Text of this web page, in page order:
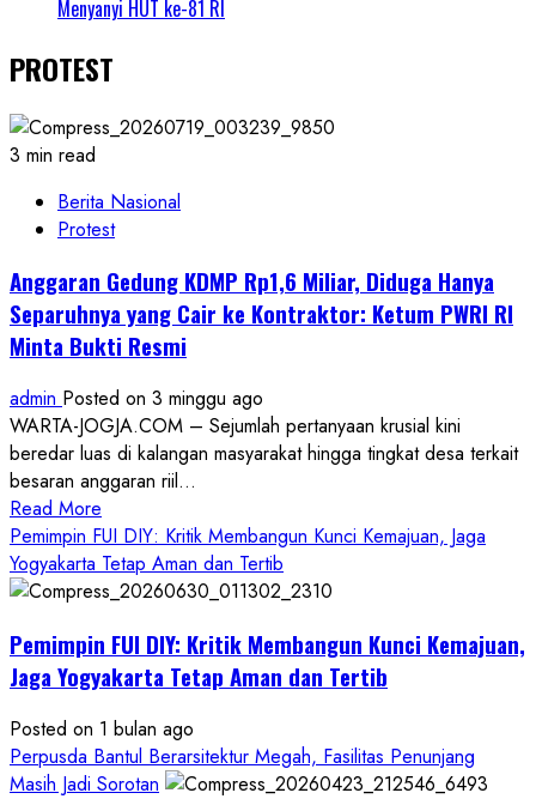
Menyanyi HUT ke-81 RI
PROTEST
3 min read
Berita Nasional
Protest
Anggaran Gedung KDMP Rp1,6 Miliar, Diduga Hanya
Separuhnya yang Cair ke Kontraktor: Ketum PWRI RI
Minta Bukti Resmi
admin Posted on 3 minggu ago
WARTA-JOGJA.COM – Sejumlah pertanyaan krusial kini
beredar luas di kalangan masyarakat hingga tingkat desa terkait
besaran anggaran riil...
Read More
more
about
Anggaran
KDMP
Rp1,6
Diduga
Hanya
Separuhnya
Pemimpin FUI DIY: Kritik Membangun Kunci Kemajuan, Jaga
Yogyakarta Tetap Aman dan Tertib
Pemimpin FUI DIY: Kritik Membangun Kunci Kemajuan,
Jaga Yogyakarta Tetap Aman dan Tertib
Posted on 1 bulan ago
Perpusda Bantul Berarsitektur Megah, Fasilitas Penunjang
Masih Jadi Sorotan